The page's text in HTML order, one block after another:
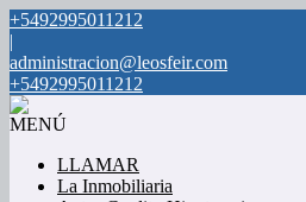
+5492995011212
|
administracion@leosfeir.com
+5492995011212
MENÚ
LLAMAR
La Inmobiliaria